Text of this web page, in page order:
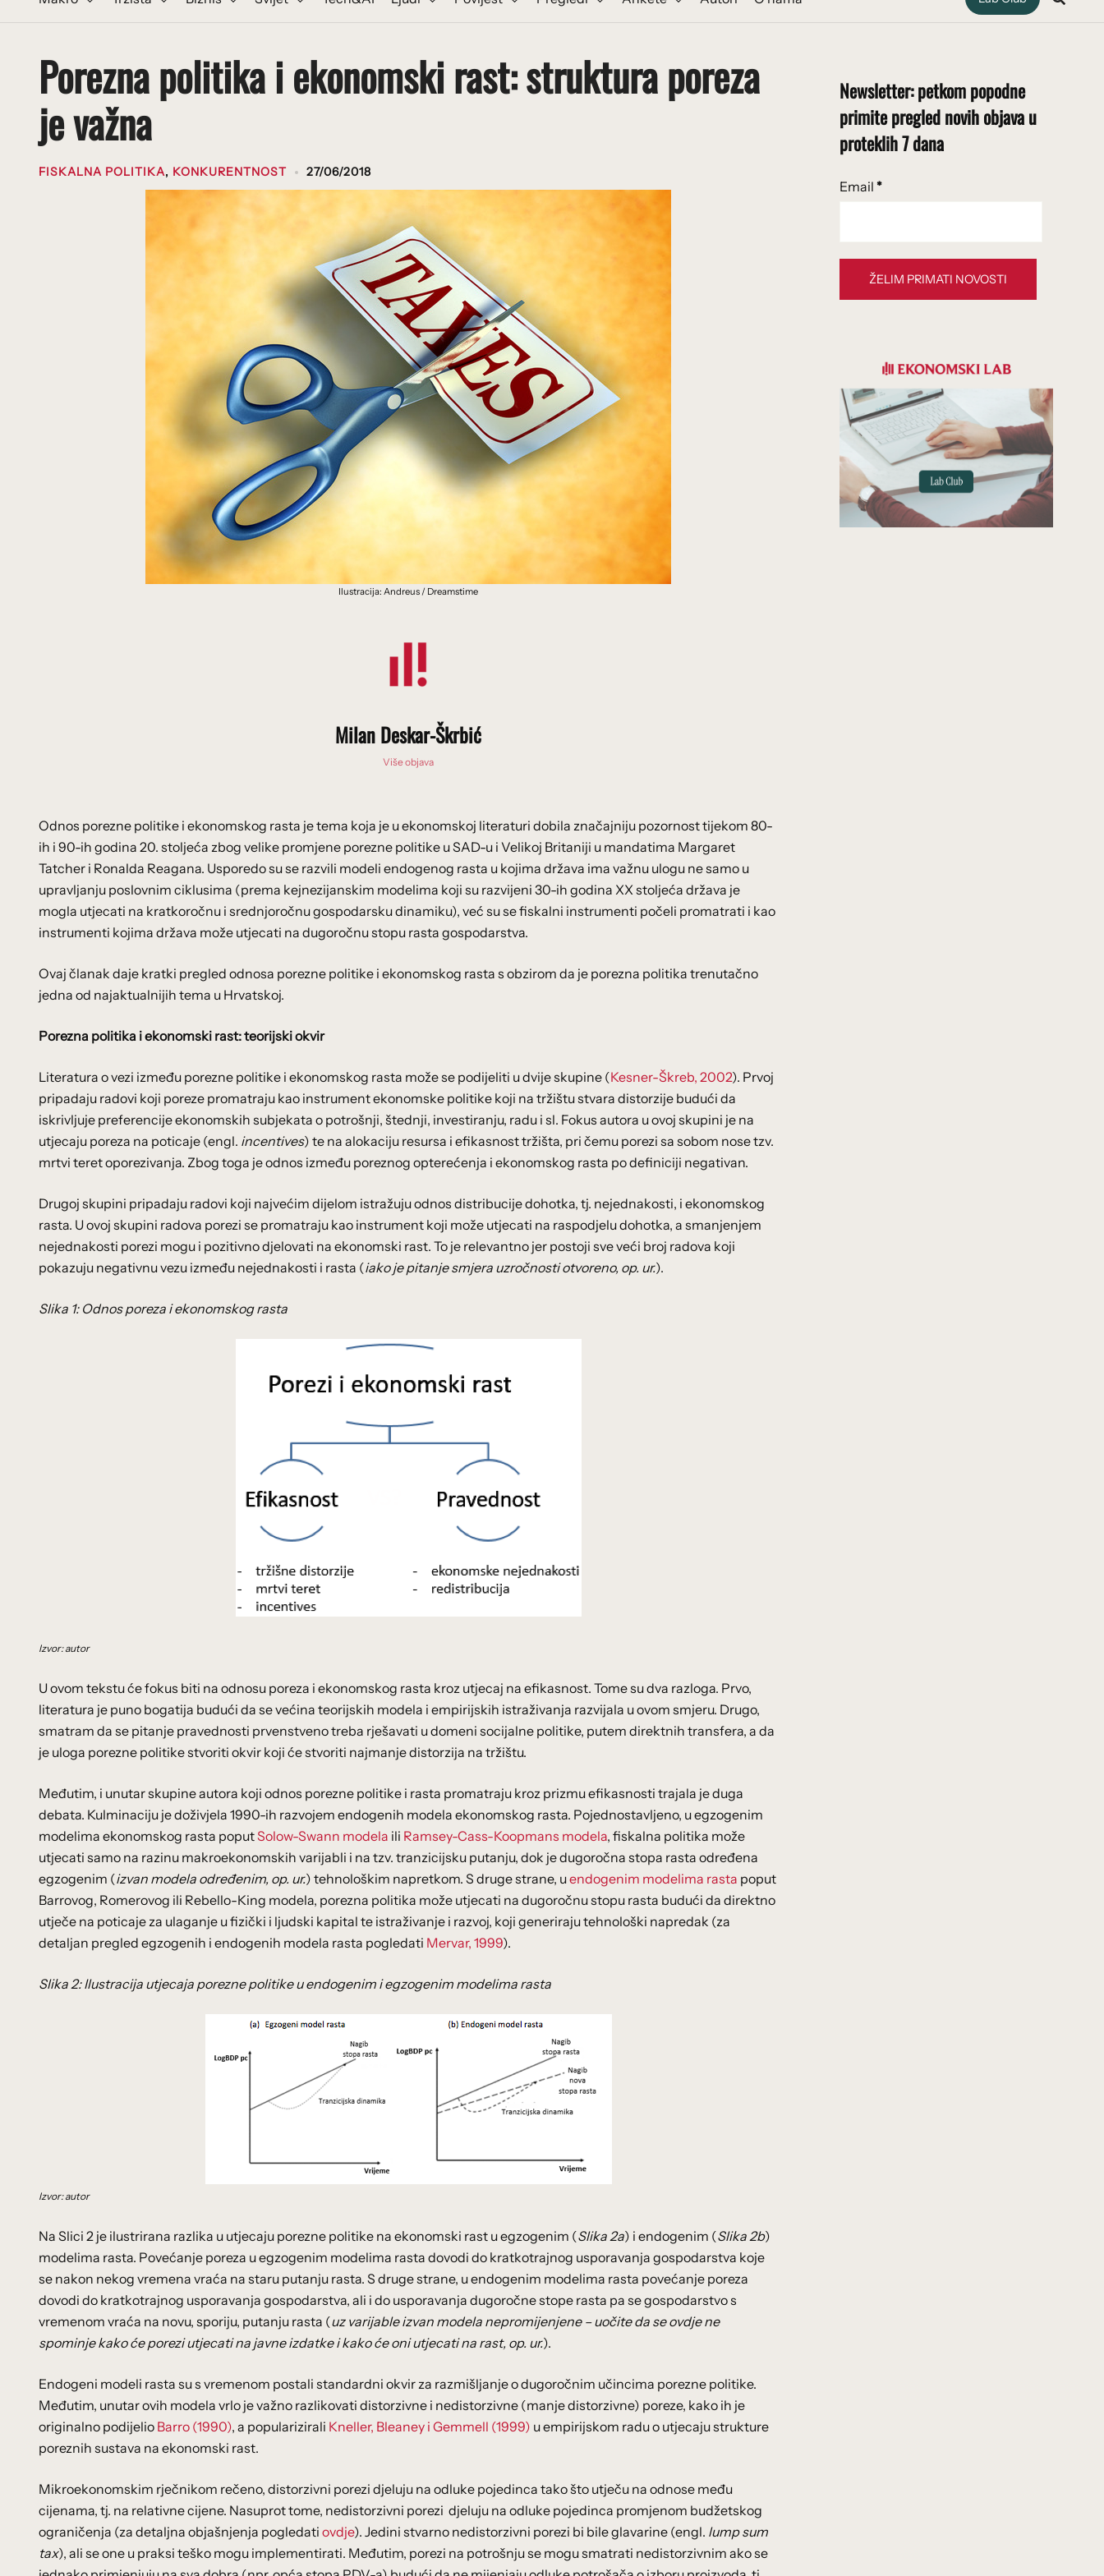
Porezna politika i ekonomski rast: struktura poreza
je važna
FISKALNA POLITIKA, KONKURENTNOST 27/06/2018
Ilustracija: Andreus / Dreamstime
Milan Deskar-Škrbić
Više objava
Odnos porezne politike i ekonomskog rasta je tema koja je u ekonomskoj literaturi dobila značajniju pozornost tijekom 80-
ih i 90-ih godina 20. stoljeća zbog velike promjene porezne politike u SAD-u i Velikoj Britaniji u mandatima Margaret
Tatcher i Ronalda Reagana. Usporedo su se razvili modeli endogenog rasta u kojima država ima važnu ulogu ne samo u
upravljanju poslovnim ciklusima (prema kejnezijanskim modelima koji su razvijeni 30-ih godina XX stoljeća država je
mogla utjecati na kratkoročnu i srednjoročnu gospodarsku dinamiku), već su se fiskalni instrumenti počeli promatrati i kao
instrumenti kojima država može utjecati na dugoročnu stopu rasta gospodarstva.
Ovaj članak daje kratki pregled odnosa porezne politike i ekonomskog rasta s obzirom da je porezna politika trenutačno
jedna od najaktualnijih tema u Hrvatskoj.
Porezna politika i ekonomski rast: teorijski okvir
Literatura o vezi između porezne politike i ekonomskog rasta može se podijeliti u dvije skupine (Kesner-Škreb, 2002). Prvoj
pripadaju radovi koji poreze promatraju kao instrument ekonomske politike koji na tržištu stvara distorzije budući da
iskrivljuje preferencije ekonomskih subjekata o potrošnji, štednji, investiranju, radu i sl. Fokus autora u ovoj skupini je na
utjecaju poreza na poticaje (engl. incentives) te na alokaciju resursa i efikasnost tržišta, pri čemu porezi sa sobom nose tzv.
mrtvi teret oporezivanja. Zbog toga je odnos između poreznog opterećenja i ekonomskog rasta po definiciji negativan.
Drugoj skupini pripadaju radovi koji najvećim dijelom istražuju odnos distribucije dohotka, tj. nejednakosti, i ekonomskog
rasta. U ovoj skupini radova porezi se promatraju kao instrument koji može utjecati na raspodjelu dohotka, a smanjenjem
nejednakosti porezi mogu i pozitivno djelovati na ekonomski rast. To je relevantno jer postoji sve veći broj radova koji
pokazuju negativnu vezu između nejednakosti i rasta (iako je pitanje smjera uzročnosti otvoreno, op. ur.).
Slika 1: Odnos poreza i ekonomskog rasta
Izvor: autor
U ovom tekstu će fokus biti na odnosu poreza i ekonomskog rasta kroz utjecaj na efikasnost. Tome su dva razloga. Prvo,
literatura je puno bogatija budući da se većina teorijskih modela i empirijskih istraživanja razvijala u ovom smjeru. Drugo,
smatram da se pitanje pravednosti prvenstveno treba rješavati u domeni socijalne politike, putem direktnih transfera, a da
je uloga porezne politike stvoriti okvir koji će stvoriti najmanje distorzija na tržištu.
Međutim, i unutar skupine autora koji odnos porezne politike i rasta promatraju kroz prizmu efikasnosti trajala je duga
debata. Kulminaciju je doživjela 1990-ih razvojem endogenih modela ekonomskog rasta. Pojednostavljeno, u egzogenim
modelima ekonomskog rasta poputSolow-Swann modela ili Ramsey-Cass-Koopmans modela, fiskalna politika može
utjecati samo na razinu makroekonomskih varijabli i na tzv. tranzicijsku putanju, dok je dugoročna stopa rasta određena
egzogenim (izvan modela određenim, op. ur.) tehnološkim napretkom. S druge strane, uendogenim modelima rasta poput
Barrovog, Romerovog ili Rebello-King modela, porezna politika može utjecati na dugoročnu stopu rasta budući da direktno
utječe na poticaje za ulaganje u fizički i ljudski kapital te istraživanje i razvoj, koji generiraju tehnološki napredak (za
detaljan pregled egzogenih i endogenih modela rasta pogledati Mervar, 1999).
Slika 2: Ilustracija utjecaja porezne politike u endogenim i egzogenim modelima rasta
Izvor: autor
Na Slici 2 je ilustrirana razlika u utjecaju porezne politike na ekonomski rast u egzogenim (Slika 2a) i endogenim (Slika 2b)
modelima rasta. Povećanje poreza u egzogenim modelima rasta dovodi do kratkotrajnog usporavanja gospodarstva koje
se nakon nekog vremena vraća na staru putanju rasta. S druge strane, u endogenim modelima rasta povećanje poreza
dovodi do kratkotrajnog usporavanja gospodarstva, ali i do usporavanja dugoročne stope rasta pa se gospodarstvo s
vremenom vraća na novu, sporiju, putanju rasta (uz varijable izvan modela nepromijenjene – uočite da se ovdje ne
spominje kako će porezi utjecati na javne izdatke i kako će oni utjecati na rast, op. ur.).
Endogeni modeli rasta su s vremenom postali standardni okvir za razmišljanje o dugoročnim učincima porezne politike.
Međutim, unutar ovih modela vrlo je važno razlikovati distorzivne i nedistorzivne (manje distorzivne) poreze, kako ih je
originalno podijelio Barro (1990), a popularizirali Kneller, Bleaney i Gemmell (1999) u empirijskom radu o utjecaju strukture
poreznih sustava na ekonomski rast.
Mikroekonomskim rječnikom rečeno, distorzivni porezi djeluju na odluke pojedinca tako što utječu na odnose među
cijenama, tj. na relativne cijene. Nasuprot tome, nedistorzivni porezi djeluju na odluke pojedinca promjenom budžetskog
ograničenja (za detaljna objašnjenja pogledati ovdje). Jedini stvarno nedistorzivni porezi bi bile glavarine (engl. lump sum
tax), ali se one u praksi teško mogu implementirati. Međutim, porezi na potrošnju se mogu smatrati nedistorzivnim ako se
Newsletter: petkom popodne
primite pregled novih objava u
proteklih 7 dana
Email *